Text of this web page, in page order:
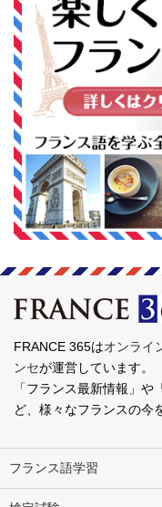
FRANCE 365はオンライ
ンセが運営しています。
「フランス最新情報」
ど、様々なフランスの今
フランス語学習